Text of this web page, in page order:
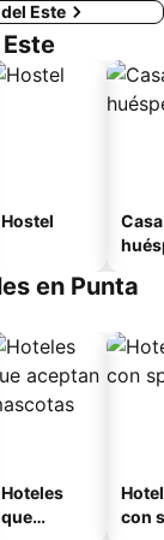
Este
Hostel
en Punta
Hoteles
que
con